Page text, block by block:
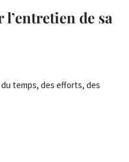
de sa
du temps, des efforts, des